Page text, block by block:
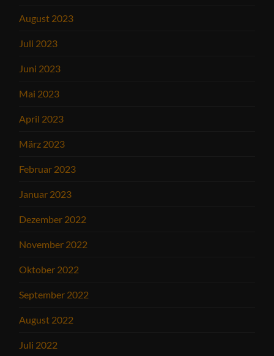
August 2023
Juli 2023
Juni 2023
Mai 2023
April 2023
März 2023
Februar 2023
Januar 2023
Dezember 2022
November 2022
Oktober 2022
September 2022
August 2022
Juli 2022